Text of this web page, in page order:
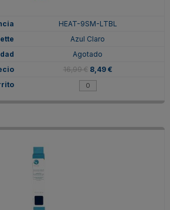
HEAT-9SM-LTBL
Azul Claro
Agotado
16,99 € 8,49 €